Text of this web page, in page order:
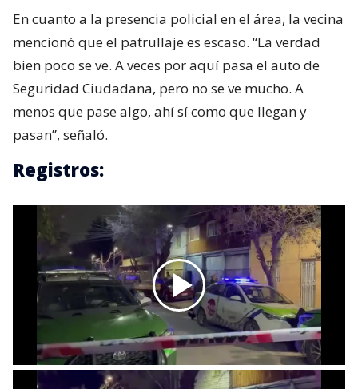
En cuanto a la presencia policial en el área, la vecina
mencionó que el patrullaje es escaso. “La verdad
bien poco se ve. A veces por aquí pasa el auto de
Seguridad Ciudadana, pero no se ve mucho. A
menos que pase algo, ahí sí como que llegan y
pasan”, señaló.
Registros: